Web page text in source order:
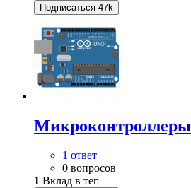
Подписаться 47k
Микроконтроллеры
1 ответ
0 вопросов
1 Вклад в тег